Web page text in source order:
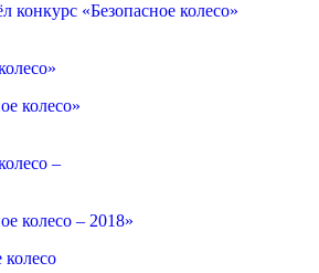
конкурс «Безопасное колесо»
колесо»
колесо – 2018»